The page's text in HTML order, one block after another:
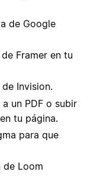
de Google
Framer en tu
Invision.
un PDF o subir
tu página.
para que
de Loom